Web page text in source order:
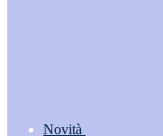
Novità